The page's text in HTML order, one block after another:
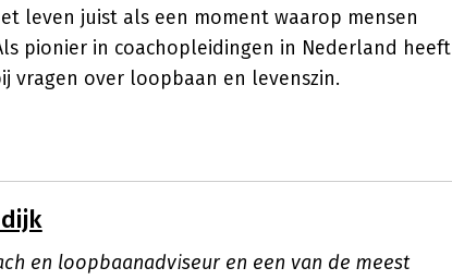
leven juist als een moment waarop mensen
pionier in coachopleidingen in Nederland heeft
vragen over loopbaan en levenszin.
en loopbaanadviseur en een van de meest